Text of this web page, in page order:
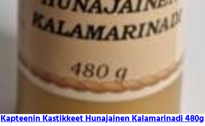
Kapteenin Kastikkeet Hunajainen Kalamarinadi 480g